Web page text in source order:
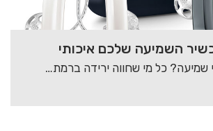
השמיעה שלכם איכותי
מי זקוק למכשירי שמיעה? כל מי שחווה ירידה ברמת השמיעה זקוק להשמת מכשירי שמיעה. תופעה…